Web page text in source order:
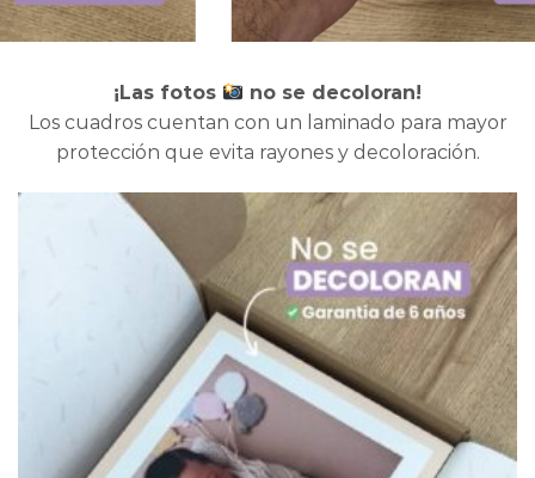
¡Las fotos
no se decoloran!
Los cuadros cuentan con un laminado para mayor
protección que evita rayones y decoloración.